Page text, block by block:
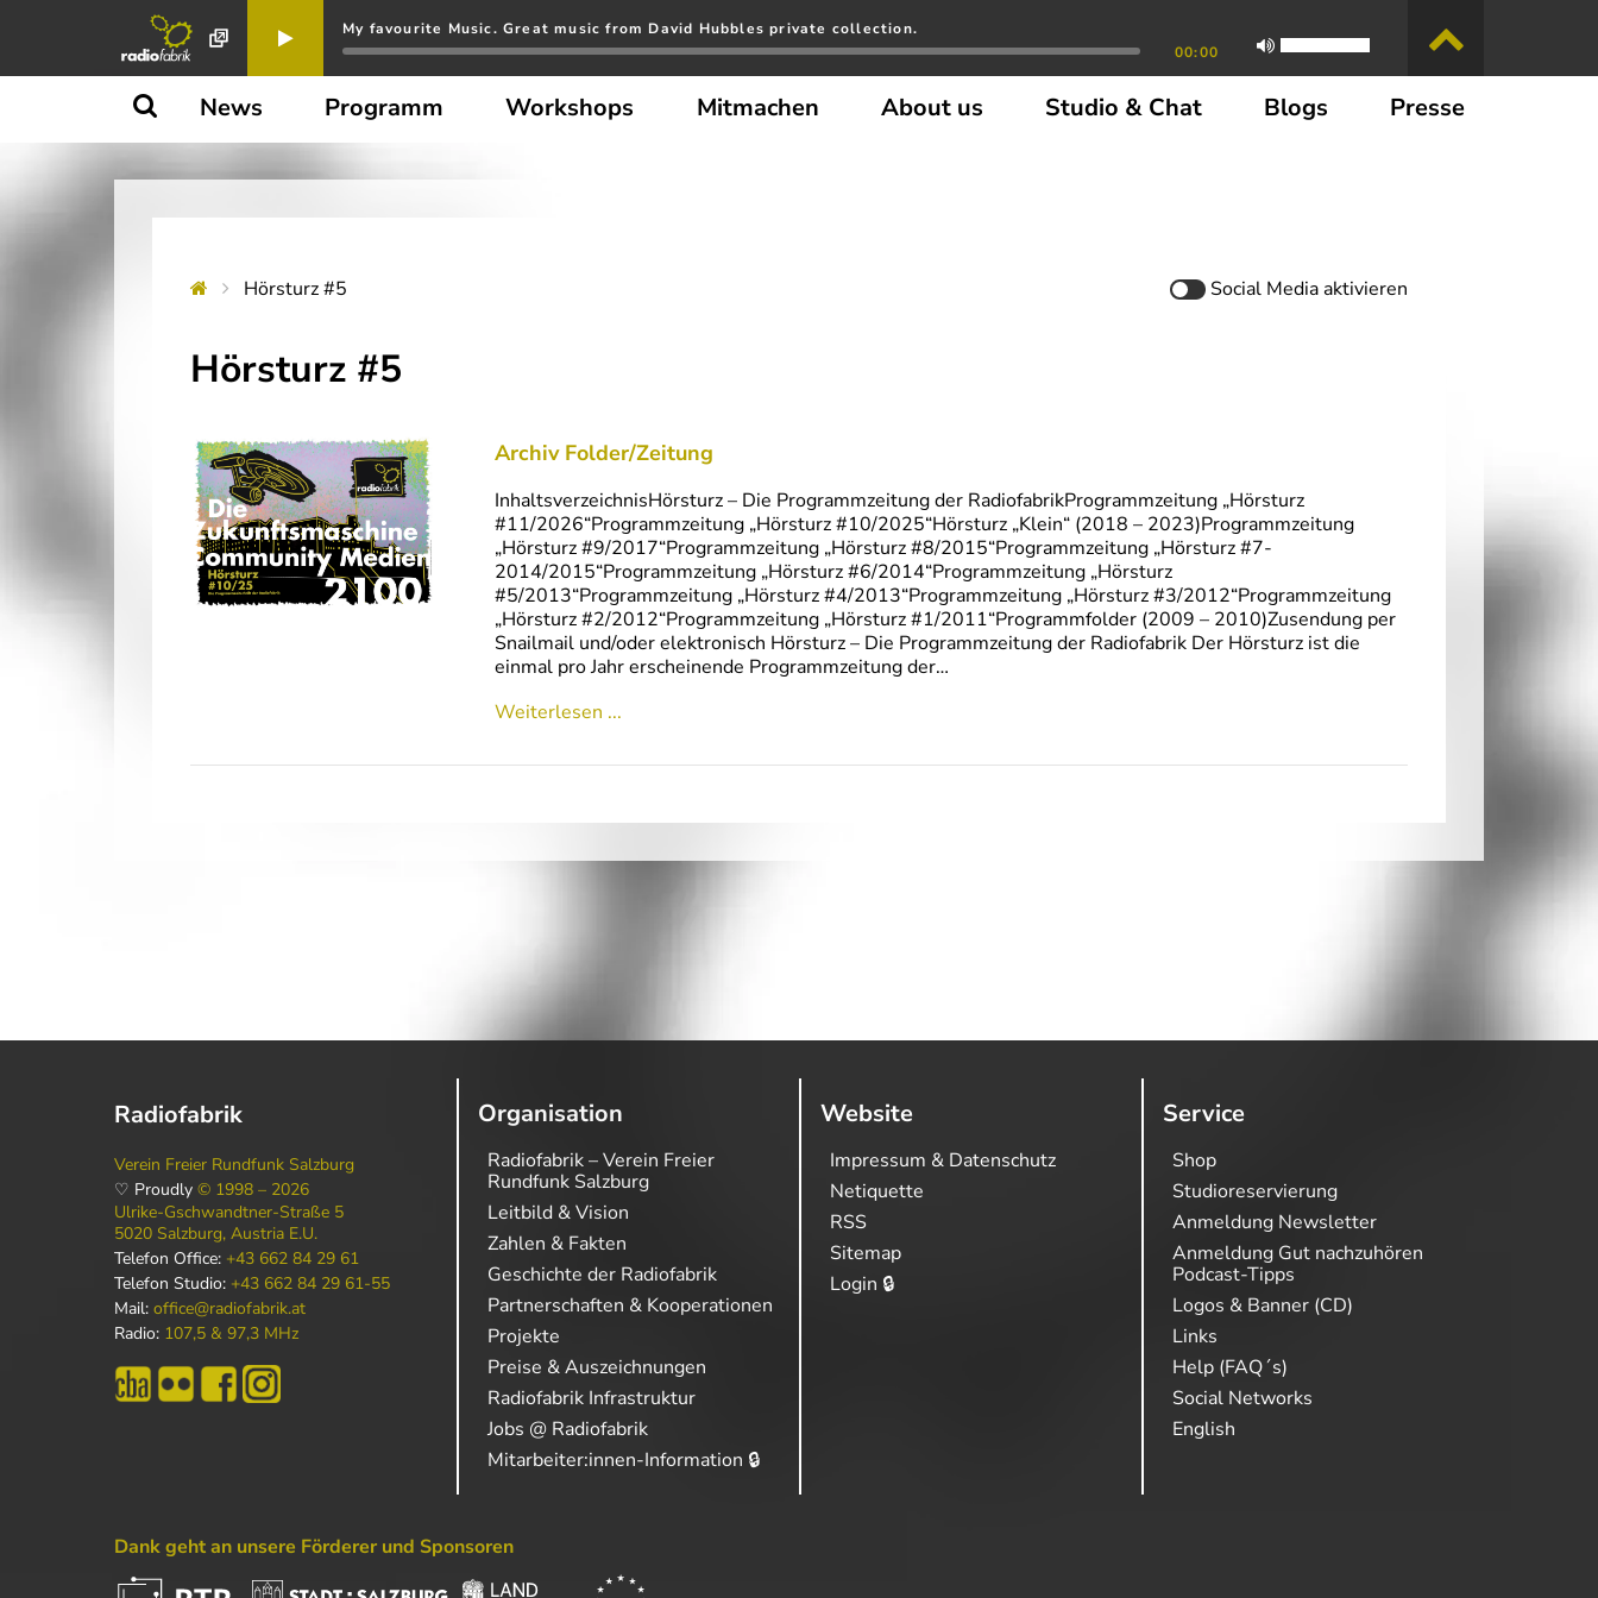
My favourite Music. Great music from David Hubbles private collection.
00:00
News Programm Workshops Mitmachen About us Studio & Chat Blogs Presse
Hörsturz #5 Social Mediaaktivieren
Hörsturz #5
Archiv Folder/Zeitung
InhaltsverzeichnisHörsturz – Die Programmzeitung der RadiofabrikProgrammzeitung „Hörsturz
#11/2026“Programmzeitung „Hörsturz #10/2025“Hörsturz „Klein“ (2018 – 2023)Programmzeitung
„Hörsturz #9/2017“Programmzeitung „Hörsturz #8/2015“Programmzeitung „Hörsturz #7-
2014/2015“Programmzeitung „Hörsturz #6/2014“Programmzeitung „Hörsturz
#5/2013“Programmzeitung „Hörsturz #4/2013“Programmzeitung „Hörsturz #3/2012“Programmzeitung
„Hörsturz #2/2012“Programmzeitung „Hörsturz #1/2011“Programmfolder (2009 – 2010)Zusendung per
Snailmail und/oder elektronisch Hörsturz – Die Programmzeitung der Radiofabrik Der Hörsturz ist die
einmal pro Jahr erscheinende Programmzeitung der…
Weiterlesen ...
Radiofabrik
Verein Freier Rundfunk Salzburg
♡ Proudly © 1998 – 2026
Ulrike-Gschwandtner-Straße 5
5020 Salzburg, Austria E.U.
Telefon Office: +43 662 84 29 61
Telefon Studio: +43 662 84 29 61-55
Mail: office@radiofabrik.at
Radio: 107,5 & 97,3 MHz
Organisation
Radiofabrik – Verein Freier
Rundfunk Salzburg
Leitbild & Vision
Zahlen & Fakten
Geschichte der Radiofabrik
Partnerschaften & Kooperationen
Projekte
Preise & Auszeichnungen
Radiofabrik Infrastruktur
Jobs @ Radiofabrik
Mitarbeiter:innen-Information 🔒
Website
Impressum & Datenschutz
Netiquette
RSS
Sitemap
Login 🔒
Service
Shop
Studioreservierung
Anmeldung Newsletter
Anmeldung Gut nachzuhören
Podcast-Tipps
Logos & Banner (CD)
Links
Help (FAQ´s)
Social Networks
English
Dank geht an unsere Förderer und Sponsoren